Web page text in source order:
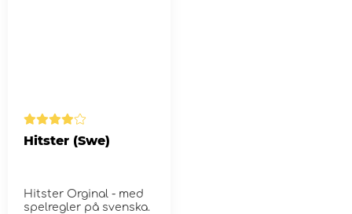
Hitster (Swe)
Hitster Orginal - med
spelregler på svenska.